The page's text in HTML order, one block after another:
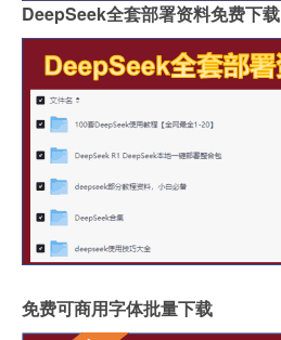
DeepSeek全套部署资料免费下载
免费可商用字体批量下载